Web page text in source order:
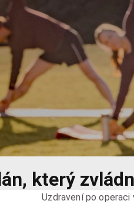
který
Uzdravení po